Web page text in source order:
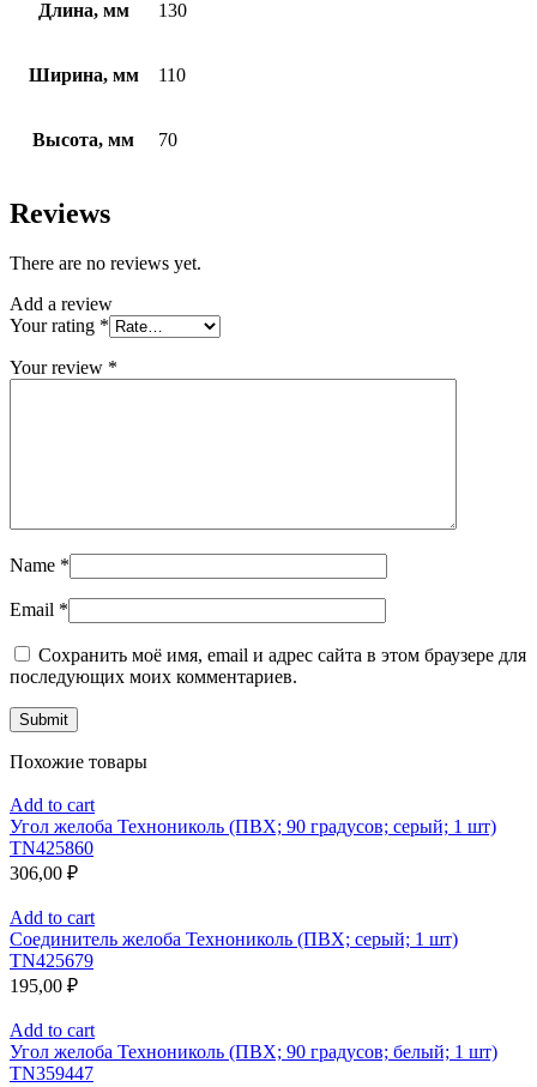
Длина, мм 130
Ширина, мм 110
Высота, мм 70
Reviews
There are no reviews yet.
Add a review
Your rating *
Your review *
Name *
Email *
Сохранить моё имя, email и адрес сайта в этом браузере для
последующих моих комментариев.
Похожие товары
Add to cart
Угол желоба Технониколь (ПВХ; 90 градусов; серый; 1 шт)
TN425860
306,00 ₽
Add to cart
Соединитель желоба Технониколь (ПВХ; серый; 1 шт)
TN425679
195,00 ₽
Add to cart
Угол желоба Технониколь (ПВХ; 90 градусов; белый; 1 шт)
TN359447